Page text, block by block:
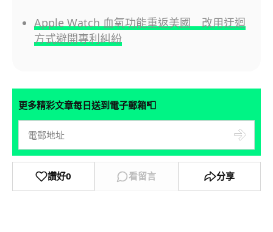
Apple Watch 血氧功能重返美國 改用迂迴
方式避開專利糾紛
更多精彩文章每日送到電子郵箱📮
讚好0 看留言 分享